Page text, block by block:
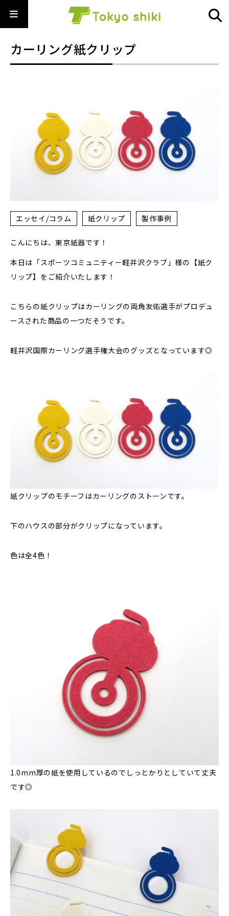
カーリング紙クリップ
エッセイ/コラム 紙クリップ 製作事例
こんにちは、東京紙器です！
本日は「スポーツコミュニティー軽井沢クラブ」様の【紙ク
リップ】をご紹介いたします！
こちらの紙クリップはカーリングの両角友佑選手がプロデュ
ースされた商品の一つだそうです。
軽井沢国際カーリング選手権大会のグッズとなっています◎
紙クリップのモチーフはカーリングのストーンです。
下のハウスの部分がクリップになっています。
色は全4色！
1.0mm厚の紙を使用しているのでしっとかりとしていて丈夫
です◎